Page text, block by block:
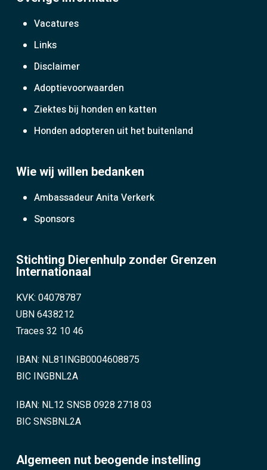
Vacatures
Links
Disclaimer
Adoptievoorwaarden
Ziektes bij honden en katten
Honden adopteren uit het buitenland
Wie wij willen bedanken
Ambassadeur Anita Verkerk
Sponsors
Stichting Dierenhulp zonder Grenzen
Internationaal
KVK: 04078787
UBN 6438212
Traces 32 10 46
IBAN: NL81INGB0004608875
BIC INGBNL2A
IBAN: NL12 SNSB 0928 2718 03
BIC SNSBNL2A
Algemeen nut beogende instelling